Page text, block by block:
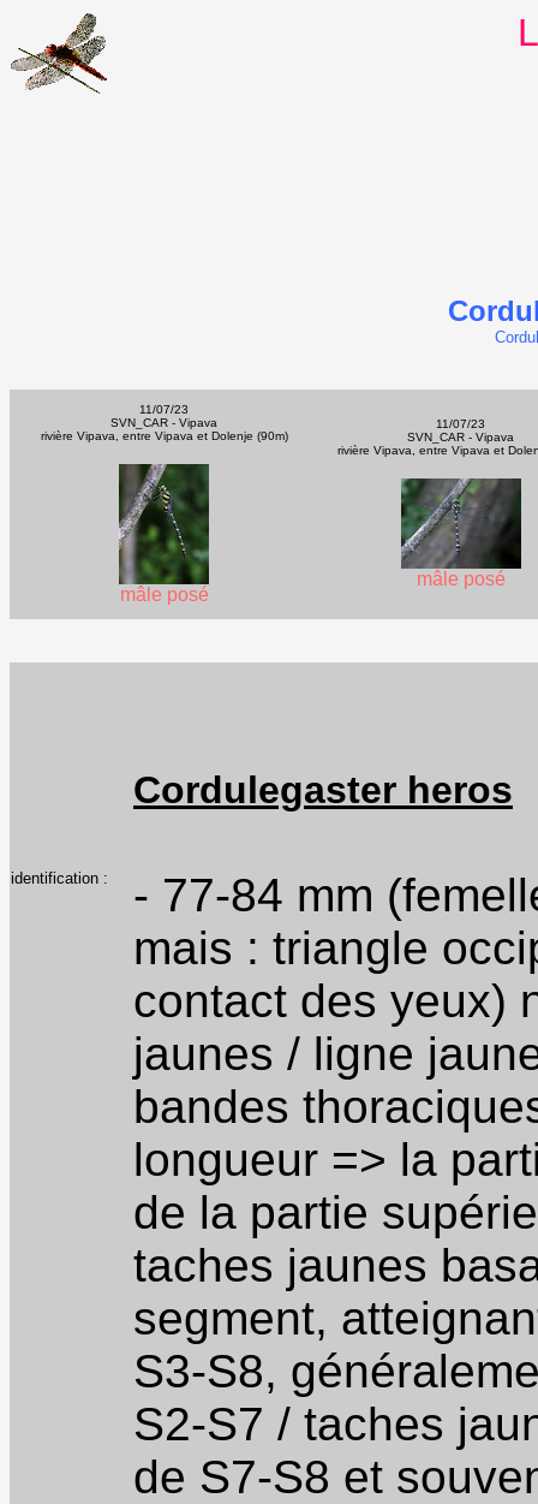
11/07/23
SVN_CAR - Vipava
rivière Vipava, entre Vipava et Dolenje (90m)
mâle posé
11/07/23
SVN_CAR - Vipava
rivière Vipava, entre Vipava et
mâle posé
Cordulegaster heros
identification :
- 77-84 mm
mais : triangle
contact des yeux)
jaunes / ligne
bandes
longueur => la
de la partie
taches jaunes
segment,
S3-S8,
S2-S7 / taches
de S7-S8 et